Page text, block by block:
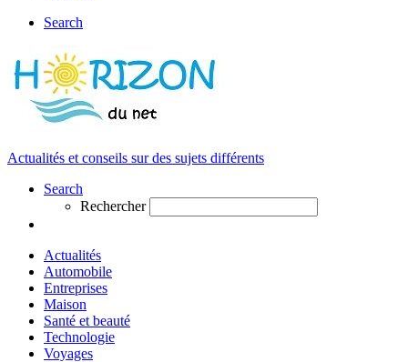
Search
Actualités et conseils sur des sujets différents
Search
Rechercher
Actualités
Automobile
Entreprises
Maison
Santé et beauté
Technologie
Voyages